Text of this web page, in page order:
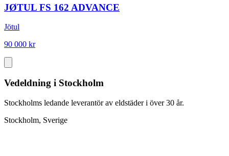
JØTUL FS 162 ADVANCE
Jötul
90 000 kr
Vedeldning i Stockholm
Stockholms ledande leverantör av eldstäder i över 30 år.
Stockholm, Sverige